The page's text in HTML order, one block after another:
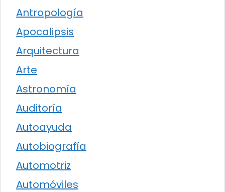
Antropología
Apocalipsis
Arquitectura
Arte
Astronomía
Auditoría
Autoayuda
Autobiografía
Automotriz
Automóviles